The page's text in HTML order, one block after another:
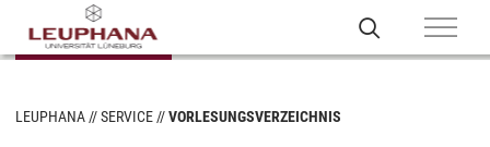
LEUPHANA SERVICE VORLESUNGSVERZEICHNIS